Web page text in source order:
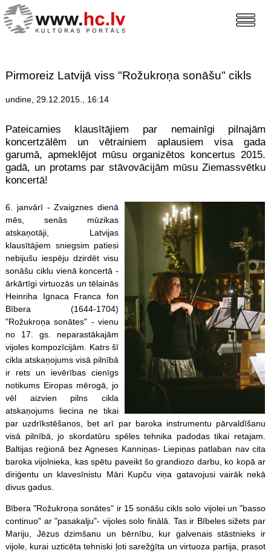
Pirmoreiz Latvijā viss "Rožukroņa sonāšu" cikls
undine, 29.12.2015., 16:14
Pateicamies klausītājiem par nemainīgi pilnajām
koncertzālēm un vētrainiem aplausiem visa gada
garumā, apmeklējot mūsu organizētos koncertus 2015.
gadā, un protams par stāvovācijām mūsu Ziemassvētku
koncertā!
6. janvārī - Zvaigznes dienā
mēs, senās mūzikas
atskaņotāji, Latvijas
klausītājiem sniegsim patiesi
nebijušu iespēju dzirdēt visu
sonāšu ciklu vienā koncertā -
ārkārtīgi virtuozās un tēlainās
Heinriha Ignaca Franca fon
Bībera (1644-1704)
"Rožukroņa sonātes" - vienu
no 17. gs. neparastākajām
vijoles kompozīcijām. Katrs šī
cikla atskaņojums visā pilnībā
ir rets un ievērības cienīgs
notikums Eiropas mērogā, jo
vēl aizvien pilns cikla
atskaņojums liecina ne tikai
par uzdrīkstēšanos, bet arī par baroka instrumentu pārvaldīšanu
visā pilnībā, jo skordatūru spēlestehnika padodas tikai retajam.
Baltijas reģionā bez Agneses Kanniņas- Liepiņas patlaban nav cita
baroka vijolnieka, kas spētu paveikt šo grandiozo darbu, ko kopā ar
diriģentu un klavesīnistu Māri Kupču viņa gatavojusi vairāk nekā
divus gadus.
Bībera "Rožukroņa sonātes" ir 15 sonāšu cikls solo vijolei un "basso
continuo" ar "pasakalju"- vijoles solo finālā. Tas ir Bībeles sižets par
Mariju, Jēzus dzimšanu un bērnību, kur galvenais stāstnieks ir
vijole, kurai uzticēta tehniski ļoti sarežģīta un virtuoza partija, prasot